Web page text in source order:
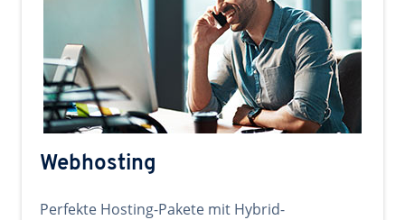
Webhosting
Perfekte Hosting-Pakete mit Hybrid-